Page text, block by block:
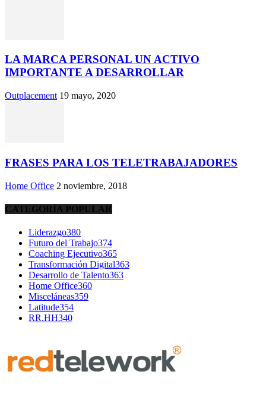
LA MARCA PERSONAL UN ACTIVO
IMPORTANTE A DESARROLLAR
Outplacement 19 mayo, 2020
FRASES PARA LOS TELETRABAJADORES
Home Office 2 noviembre, 2018
CATEGORÍA POPULAR
Liderazgo380
Futuro del Trabajo374
Coaching Ejecutivo365
Transformación Digital363
Desarrollo de Talento363
Home Office360
Misceláneas359
Latitude354
RR.HH340